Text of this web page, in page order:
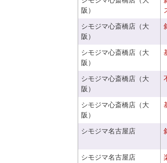
阪）
シモジマ心斎橋店（大
阪）
シモジマ心斎橋店（大
阪）
シモジマ心斎橋店（大
阪）
シモジマ心斎橋店（大
阪）
シモジマ名古屋店
シモジマ名古屋店